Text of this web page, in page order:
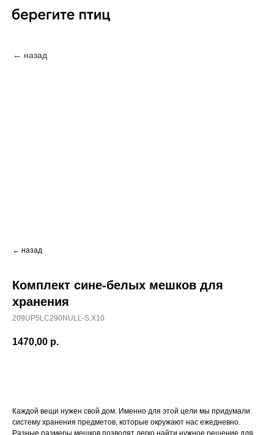
← назад
← назад
Комплект сине-белых мешков для
хранения
209UP5LC290NULL-S.X10
1470,00 р.
Каждой вещи нужен свой дом. Именно для этой цели мы придумали
систему хранения предметов, которые окружают нас ежедневно.